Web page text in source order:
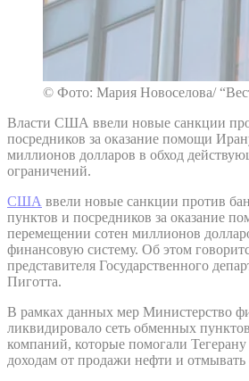
© Фото: Мария Новоселова/
Власти США ввели новые санкции
посредников за оказание помощи
миллионов долларов в обход
ограничений.
США ввели новые санкции против
пунктов и посредников за оказание
перемещении сотен миллионов
финансовую систему. Об этом
представителя Государственного
Пиготта.
В рамках данных мер Министерство
ликвидировало сеть обменных
компаний, которые помогали Тегерану
доходам от продажи нефти и отмывать